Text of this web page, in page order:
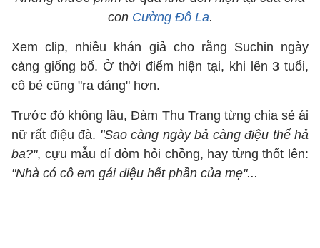
con Cường Đô La.
Xem clip, nhiều khán giả cho rằng Suchin ngày
càng giống bố. Ở thời điểm hiện tại, khi lên 3 tuổi,
cô bé cũng "ra dáng" hơn.
Trước đó không lâu, Đàm Thu Trang từng chia sẻ ái
nữ rất điệu đà. "Sao càng ngày bả càng điệu thế hả
ba?", cựu mẫu dí dỏm hỏi chồng, hay từng thốt lên:
"Nhà có cô em gái điệu hết phần của mẹ"...